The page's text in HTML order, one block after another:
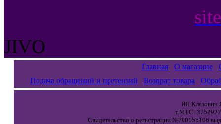
JIVO
Главная О магазине
Подача обращений и претензий
Возврат товара
ИП Клезович
Свидетельство о регистрации №700155106